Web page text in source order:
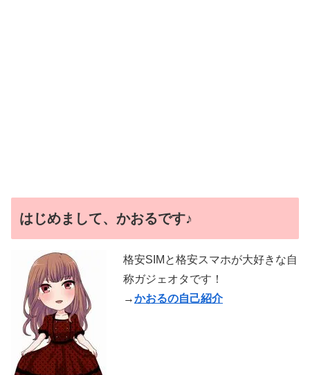
はじめまして、かおるです♪
格安SIMと格安スマホが大好きな自
称ガジェオタです！
→かおるの自己紹介